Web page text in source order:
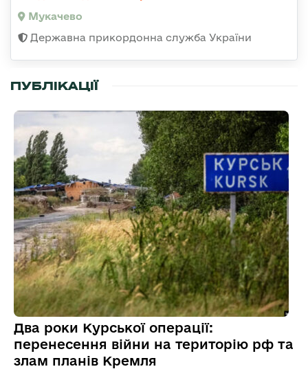
Мукачево
Державна прикордонна служба України
ПУБЛІКАЦІЇ
Два роки Курської операції:
перенесення війни на територію рф та
злам планів Кремля